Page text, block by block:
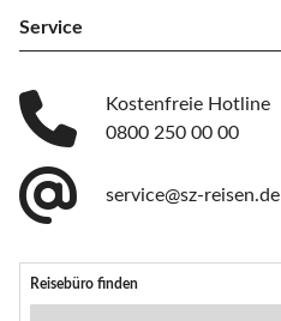
Service
Kostenfreie Hotline
0800 250 00 00
service@sz-reisen.de
Reisebüro finden
Reisebüro-Suche
PLZ/Ort